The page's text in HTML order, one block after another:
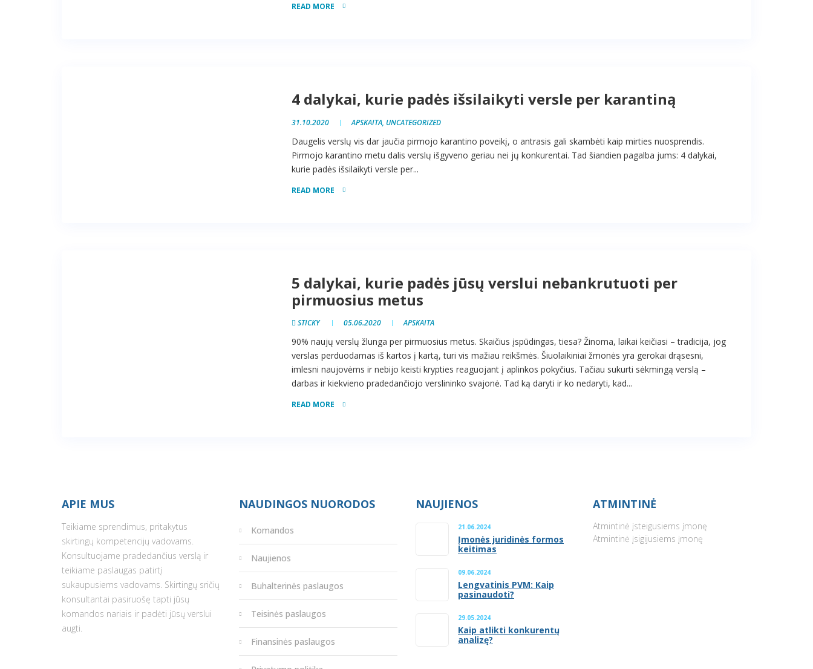
READ MORE
4 dalykai, kurie padės išsilaikyti versle per karantiną
31.10.2020 APSKAITA, UNCATEGORIZED
Daugelis verslų vis dar jaučia pirmojo karantino poveikį, o antrasis gali skambėti kaip mirties nuosprendis.
Pirmojo karantino metu dalis verslų išgyveno geriau nei jų konkurentai. Tad šiandien pagalba jums: 4 dalykai,
kurie padės išsilaikyti versle per...
READ MORE
5 dalykai, kurie padės jūsų verslui nebankrutuoti per
pirmuosius metus
STICKY 05.06.2020 APSKAITA
90% naujų verslų žlunga per pirmuosius metus. Skaičius įspūdingas, tiesa? Žinoma, laikai keičiasi – tradicija, jog
verslas perduodamas iš kartos į kartą, turi vis mažiau reikšmės. Šiuolaikiniai žmonės yra gerokai drąsesni,
imlesni naujovėms ir nebijo keisti krypties reaguojant į aplinkos pokyčius. Tačiau sukurti sėkmingą verslą –
darbas ir kiekvieno pradedančiojo verslininko svajonė. Tad ką daryti ir ko nedaryti, kad...
READ MORE
APIE MUS
Teikiame sprendimus, pritakytus
skirtingų kompetencijų vadovams.
Konsultuojame pradedančius verslą ir
teikiame paslaugas patirtį
sukaupusiems vadovams. Skirtingų sričių
konsultantai pasiruošę tapti jūsų
komandos nariais ir padėti jūsų verslui
augti.
NAUDINGOS NUORODOS
Komandos
Naujienos
Buhalterinės paslaugos
Teisinės paslaugos
Finansinės paslaugos
NAUJIENOS
21.06.2024
Įmonės juridinės formos
keitimas
09.06.2024
Lengvatinis PVM: Kaip
pasinaudoti?
29.05.2024
Kaip atlikti konkurentų
analizę?
ATMINTINĖ
Atmintinė įsteigusiems įmonę
Atmintinė įsigijusiems įmonę